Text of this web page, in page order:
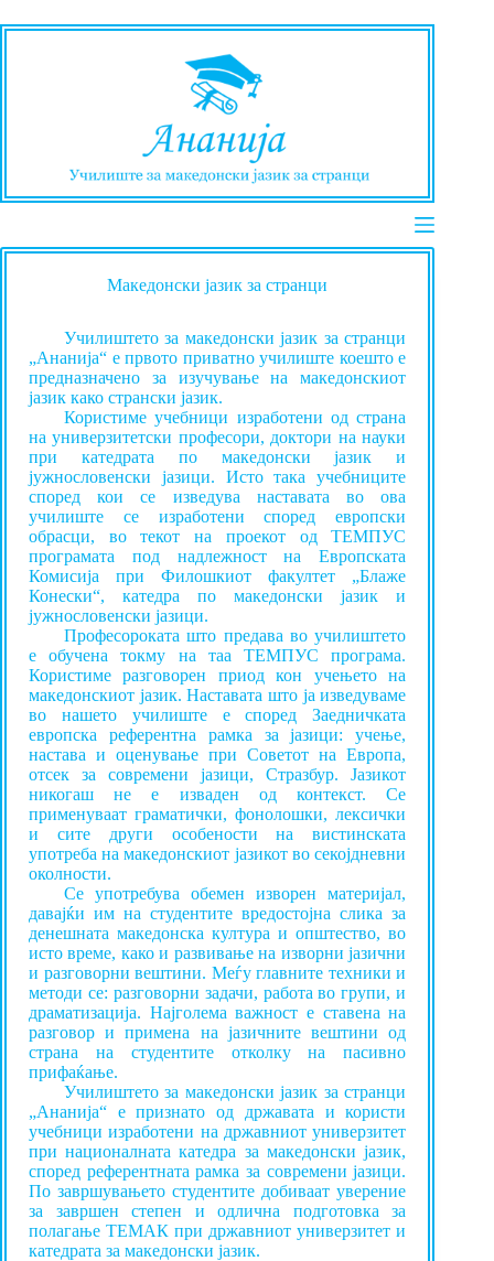
to
Mакедонски јазик за странци
Училиштето за македонски јазик за странци
„Ананија“ е првото приватно училиште коешто е
предназначено за изучување на македонскиот
јазик како странски јазик.
Користиме учебници изработени од страна
на универзитетски професори, доктори на науки
при катедрата по македонски јазик и
јужнословенски јазици. Исто така учебниците
според кои се изведува наставата во ова
училиште се изработени според европски
обрасци, во текот на проекот од ТЕМПУС
програмата под надлежност на Европската
Комисија при Филошкиот факултет „Блаже
Конески“, катедра по македонски јазик и
јужнословенски јазици.
Професороката што предава во училиштето
е обучена токму на таа ТЕМПУС програма.
Користиме разговорен приод кон учењето на
македонскиот јазик. Наставата што ја изведуваме
во нашето училиште е според Заедничката
европска референтна рамка за јазици: учење,
настава и оценување при Советот на Европа,
отсек за современи јазици, Стразбур. Јазикот
никогаш не е изваден од контекст. Се
применуваат граматички, фонолошки, лексички
и сите други особености на вистинската
употреба на македонскиот јазикот во секојдневни
околности.
Се употребува обемен изворен материјал,
давајќи им на студентите вредостојна слика за
денешната македонска култура и општество, во
исто време, како и развивање на изворни јазични
и разговорни вештини. Меѓу главните техники и
методи се: разговорни задачи, работа во групи, и
драматизација. Најголема важност е ставена на
разговор и примена на јазичните вештини од
страна на студентите отколку на пасивно
прифаќање.
Училиштето за македонски јазик за странци
„Ананија“ е признато од државата и користи
учебници изработени на државниот универзитет
при националната катедра за македонски јазик,
според референтната рамка за современи јазици.
По завршувањето студентите добиваат уверение
за завршен степен и одлична подготовка за
полагање ТЕМАК при државниот универзитет и
катедрата за македонски јазик.